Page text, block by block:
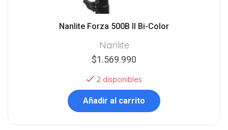
Nanlite Forza 500B II Bi-Color
Nanlite
$1.569.990
2 disponibles
Añadir al carrito